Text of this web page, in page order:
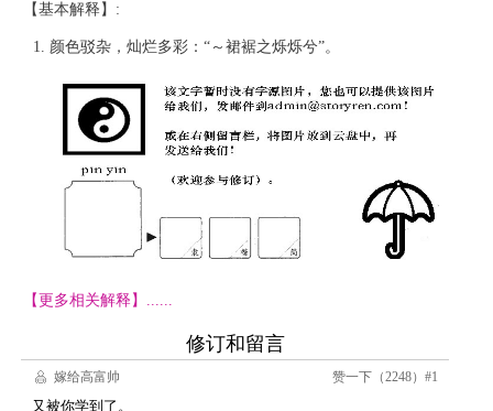
【基本解释】:
颜色驳杂，灿烂多彩：“～裙裾之烁烁兮”。
【更多相关解释】......